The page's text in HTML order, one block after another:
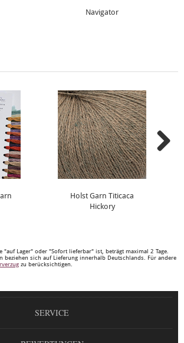
Navigator
Holst Garn Titicaca
Hickory
"auf Lager" oder "Sofort lieferbar" ist, beträgt maximal 2 Tage.
beziehen sich auf Lieferung innerhalb Deutschlands. Für andere
zu berücksichtigen.
SERVICE